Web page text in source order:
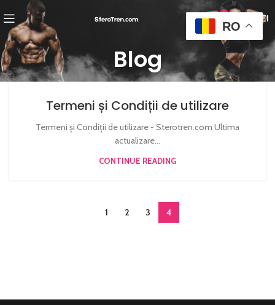
0 LEI
Blog
Termeni și Condiții de utilizare
Termeni și Condiții de utilizare - Sterotren.com Ultima
actualizare...
CONTINUE READING
1 2 3 4
RO